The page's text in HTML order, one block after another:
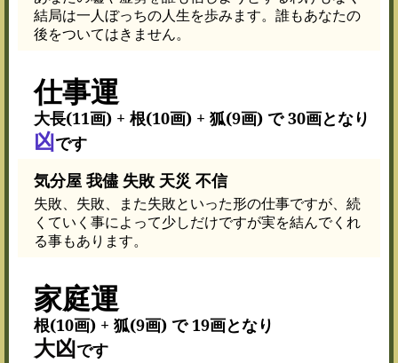
結局は一人ぼっちの人生を歩みます。誰もあなたの
後をついてはきません。
仕事運
大長(11画) + 根(10画) + 狐(9画) で 30画となり
凶です
気分屋 我儘 失敗 天災 不信
失敗、失敗、また失敗といった形の仕事ですが、続
くていく事によって少しだけですが実を結んでくれ
る事もあります。
家庭運
根(10画) + 狐(9画) で 19画となり
大凶です